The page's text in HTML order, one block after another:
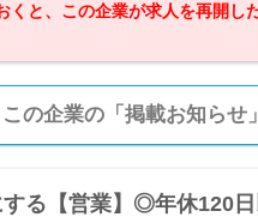
くと、この企業が求人を再開し
この企業の「掲載お知らせ
る【営業】◎年休120